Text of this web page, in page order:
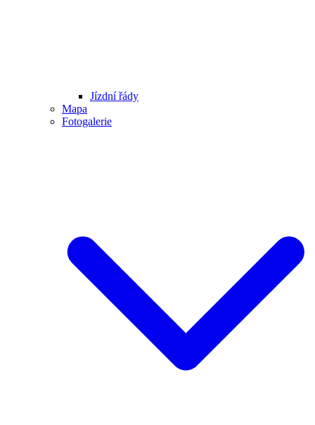
Jízdní řády
Mapa
Fotogalerie